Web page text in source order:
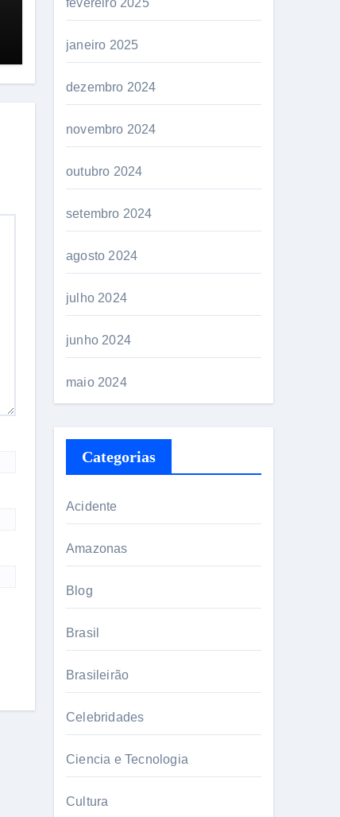
fevereiro 2025
janeiro 2025
dezembro 2024
novembro 2024
outubro 2024
setembro 2024
agosto 2024
julho 2024
junho 2024
maio 2024
Categorias
Acidente
Amazonas
Blog
Brasil
Brasileirão
Celebridades
Ciencia e Tecnologia
Cultura